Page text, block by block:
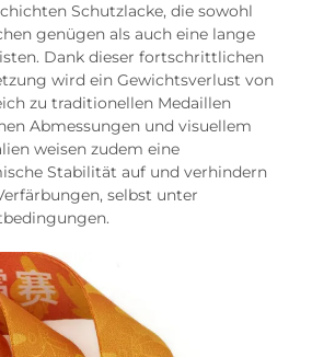
Schutzlacke, die sowohl
genügen als auch eine lange
Dank dieser fortschrittlichen
wird ein Gewichtsverlust von
zu traditionellen Medaillen
Abmessungen und visuellem
weisen zudem eine
Stabilität auf und verhindern
selbst unter